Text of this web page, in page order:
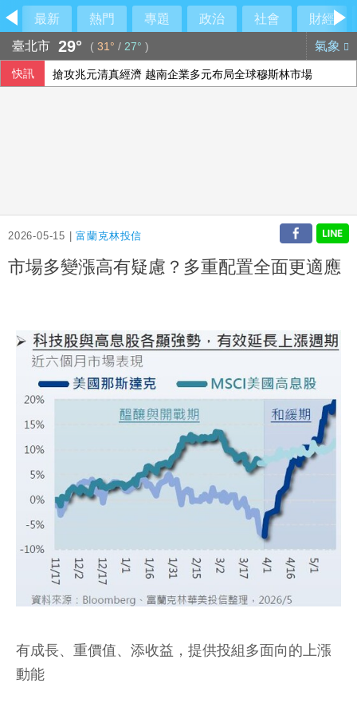
最新 熱門 專題 政治 社會
財經
臺北市 29° ( 31° / 27° ) 氣象
快訊 搶攻兆元清真經濟 越南企業多元布局全球穆斯林市場
2026-05-15 |富蘭克林投信
市場多變漲高有疑慮？多重配置全面更適應
有成長、重價值、添收益，提供投組多面向的上漲
動能